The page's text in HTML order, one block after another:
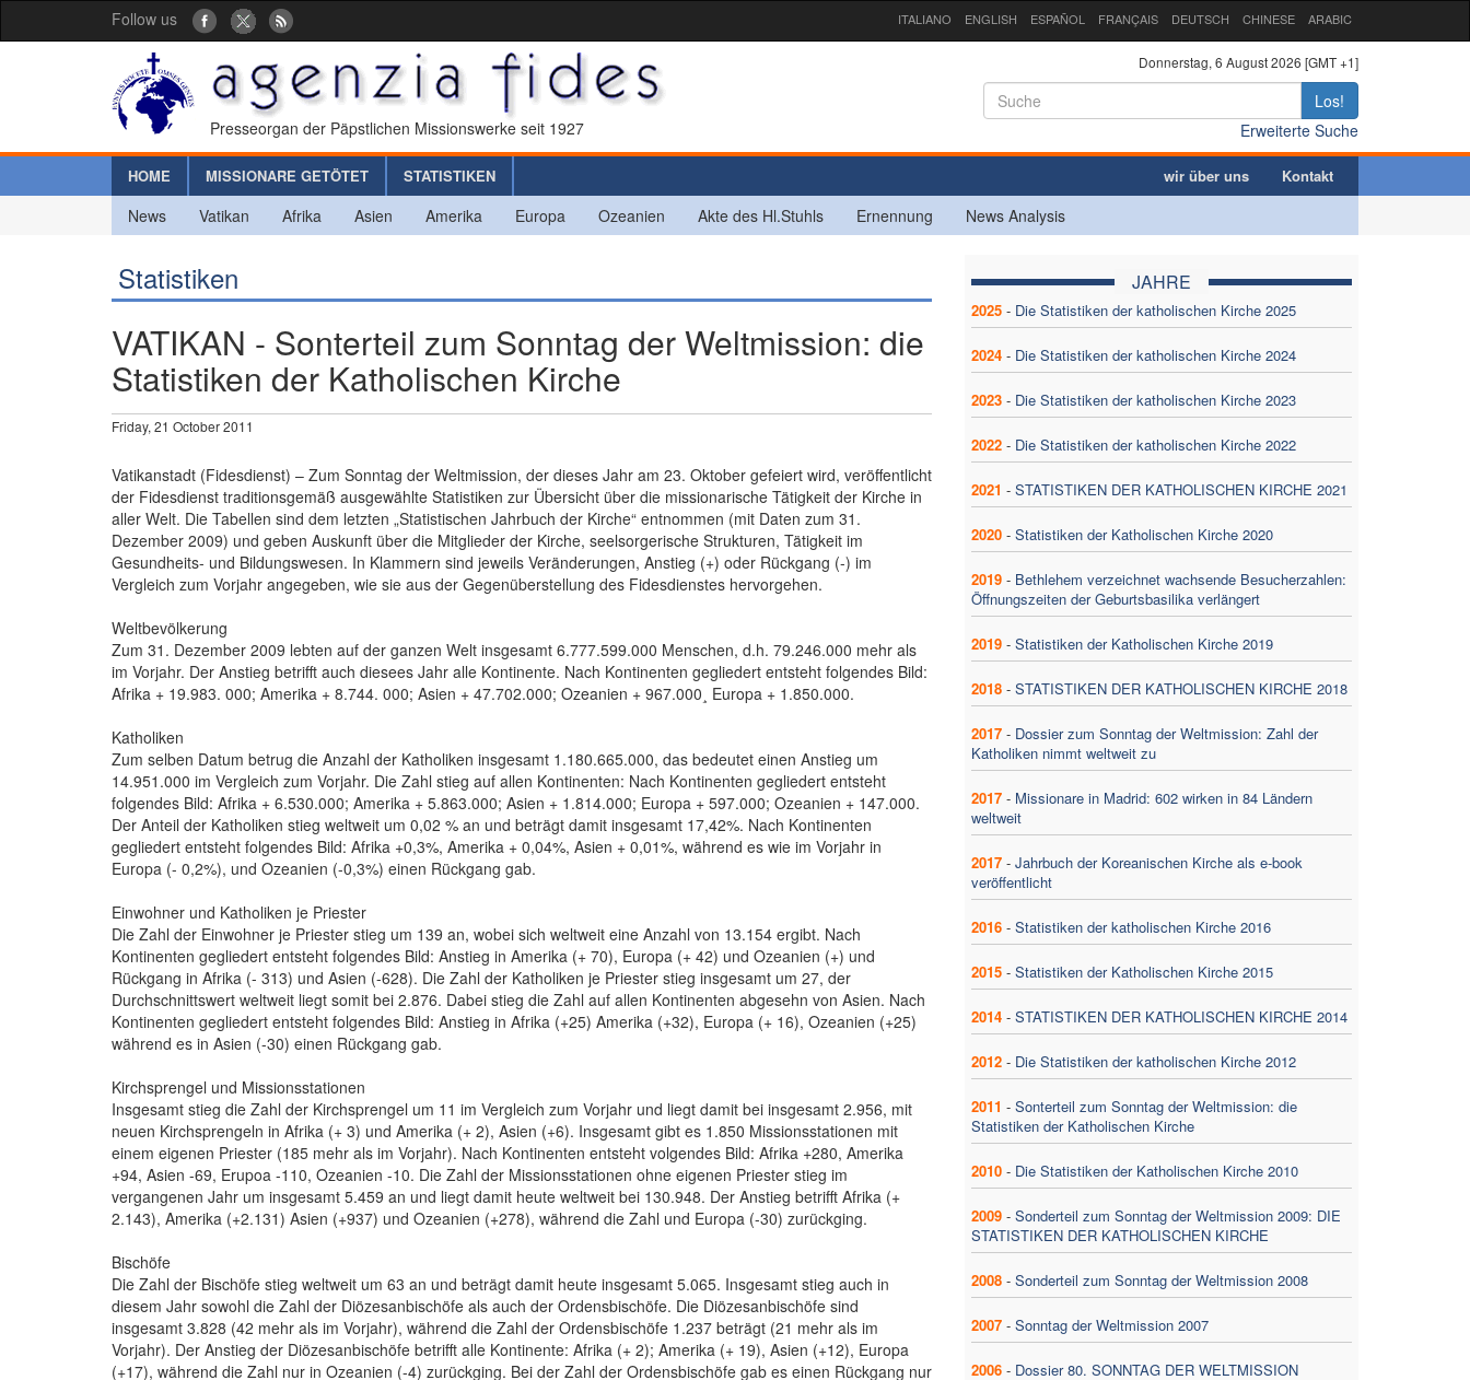
Follow us ITALIANO ENGLISH ESPAÑOL FRANÇAIS DEUTSCH CHINESE ARABIC
Presseorgan der Päpstlichen Missionswerke seit 1927
Donnerstag, 6 August 2026 [GMT +1]
Los!
Erweiterte Suche
HOME MISSIONARE GETÖTET STATISTIKEN wir über uns Kontakt
News Vatikan Afrika Asien Amerika Europa Ozeanien Akte des Hl.Stuhls Ernennung News Analysis
Statistiken
VATIKAN - Sonterteil zum Sonntag der Weltmission: die
Statistiken der Katholischen Kirche
Friday, 21 October 2011
Vatikanstadt (Fidesdienst) – Zum Sonntag der Weltmission, der dieses Jahr am 23. Oktober gefeiert wird, veröffentlicht
der Fidesdienst traditionsgemäß ausgewählte Statistiken zur Übersicht über die missionarische Tätigkeit der Kirche in
aller Welt. Die Tabellen sind dem letzten „Statistischen Jahrbuch der Kirche“ entnommen (mit Daten zum 31.
Dezember 2009) und geben Auskunft über die Mitglieder der Kirche, seelsorgerische Strukturen, Tätigkeit im
Gesundheits- und Bildungswesen. In Klammern sind jeweils Veränderungen, Anstieg (+) oder Rückgang (-) im
Vergleich zum Vorjahr angegeben, wie sie aus der Gegenüberstellung des Fidesdienstes hervorgehen.
Weltbevölkerung
Zum 31. Dezember 2009 lebten auf der ganzen Welt insgesamt 6.777.599.000 Menschen, d.h. 79.246.000 mehr als
im Vorjahr. Der Anstieg betrifft auch diesees Jahr alle Kontinente. Nach Kontinenten gegliedert entsteht folgendes Bild:
Afrika + 19.983. 000; Amerika + 8.744. 000; Asien + 47.702.000; Ozeanien + 967.000¸ Europa + 1.850.000.
Katholiken
Zum selben Datum betrug die Anzahl der Katholiken insgesamt 1.180.665.000, das bedeutet einen Anstieg um
14.951.000 im Vergleich zum Vorjahr. Die Zahl stieg auf allen Kontinenten: Nach Kontinenten gegliedert entsteht
folgendes Bild: Afrika + 6.530.000; Amerika + 5.863.000; Asien + 1.814.000; Europa + 597.000; Ozeanien + 147.000.
Der Anteil der Katholiken stieg weltweit um 0,02 % an und beträgt damit insgesamt 17,42%. Nach Kontinenten
gegliedert entsteht folgendes Bild: Afrika +0,3%, Amerika + 0,04%, Asien + 0,01%, während es wie im Vorjahr in
Europa (- 0,2%), und Ozeanien (-0,3%) einen Rückgang gab.
Einwohner und Katholiken je Priester
Die Zahl der Einwohner je Priester stieg um 139 an, wobei sich weltweit eine Anzahl von 13.154 ergibt. Nach
Kontinenten gegliedert entsteht folgendes Bild: Anstieg in Amerika (+ 70), Europa (+ 42) und Ozeanien (+) und
Rückgang in Afrika (- 313) und Asien (-628). Die Zahl der Katholiken je Priester stieg insgesamt um 27, der
Durchschnittswert weltweit liegt somit bei 2.876. Dabei stieg die Zahl auf allen Kontinenten abgesehn von Asien. Nach
Kontinenten gegliedert entsteht folgendes Bild: Anstieg in Afrika (+25) Amerika (+32), Europa (+ 16), Ozeanien (+25)
während es in Asien (-30) einen Rückgang gab.
Kirchsprengel und Missionsstationen
Insgesamt stieg die Zahl der Kirchsprengel um 11 im Vergleich zum Vorjahr und liegt damit bei insgesamt 2.956, mit
neuen Kirchsprengeln in Afrika (+ 3) und Amerika (+ 2), Asien (+6). Insgesamt gibt es 1.850 Missionsstationen mit
einem eigenen Priester (185 mehr als im Vorjahr). Nach Kontinenten entsteht volgendes Bild: Afrika +280, Amerika
+94, Asien -69, Erupoa -110, Ozeanien -10. Die Zahl der Missionsstationen ohne eigenen Priester stieg im
vergangenen Jahr um insgesamt 5.459 an und liegt damit heute weltweit bei 130.948. Der Anstieg betrifft Afrika (+
2.143), Amerika (+2.131) Asien (+937) und Ozeanien (+278), während die Zahl und Europa (-30) zurückging.
Bischöfe
Die Zahl der Bischöfe stieg weltweit um 63 an und beträgt damit heute insgesamt 5.065. Insgesamt stieg auch in
diesem Jahr sowohl die Zahl der Diözesanbischöfe als auch der Ordensbischöfe. Die Diözesanbischöfe sind
insgesamt 3.828 (42 mehr als im Vorjahr), während die Zahl der Ordensbischöfe 1.237 beträgt (21 mehr als im
Vorjahr). Der Anstieg der Diözesanbischöfe betrifft alle Kontinente: Afrika (+ 2); Amerika (+ 19), Asien (+12), Europa
(+17), während die Zahl nur in Ozeanien (-4) zurückging. Bei der Zahl der Ordensbischöfe gab es einen Rückgang nur
JAHRE
2025 - Die Statistiken der katholischen Kirche 2025
2024 - Die Statistiken der katholischen Kirche 2024
2023 - Die Statistiken der katholischen Kirche 2023
2022 - Die Statistiken der katholischen Kirche 2022
2021 - STATISTIKEN DER KATHOLISCHEN KIRCHE 2021
2020 - Statistiken der Katholischen Kirche 2020
2019 - Bethlehem verzeichnet wachsende Besucherzahlen:
Öffnungszeiten der Geburtsbasilika verlängert
2019 - Statistiken der Katholischen Kirche 2019
2018 - STATISTIKEN DER KATHOLISCHEN KIRCHE 2018
2017 - Dossier zum Sonntag der Weltmission: Zahl der
Katholiken nimmt weltweit zu
2017 - Missionare in Madrid: 602 wirken in 84 Ländern
weltweit
2017 - Jahrbuch der Koreanischen Kirche als e-book
veröffentlicht
2016 - Statistiken der katholischen Kirche 2016
2015 - Statistiken der Katholischen Kirche 2015
2014 - STATISTIKEN DER KATHOLISCHEN KIRCHE 2014
2012 - Die Statistiken der katholischen Kirche 2012
2011 - Sonterteil zum Sonntag der Weltmission: die
Statistiken der Katholischen Kirche
2010 - Die Statistiken der Katholischen Kirche 2010
2009 - Sonderteil zum Sonntag der Weltmission 2009: DIE
STATISTIKEN DER KATHOLISCHEN KIRCHE
2008 - Sonderteil zum Sonntag der Weltmission 2008
2007 - Sonntag der Weltmission 2007
2006 - Dossier 80. SONNTAG DER WELTMISSION